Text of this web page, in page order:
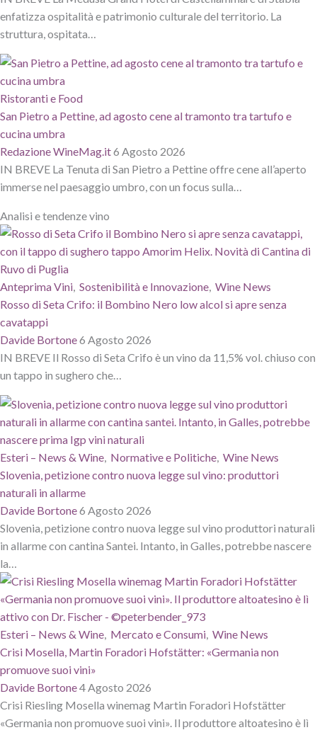
enfatizza ospitalità e patrimonio culturale del territorio. La
struttura, ospitata…
Ristoranti e Food
San Pietro a Pettine, ad agosto cene al tramonto tra tartufo e
cucina umbra
Redazione WineMag.it6 Agosto 2026
IN BREVE La Tenuta di San Pietro a Pettine offre cene all’aperto
immerse nel paesaggio umbro, con un focus sulla…
Analisi e tendenze vino
Anteprima Vini, Sostenibilità e Innovazione, Wine News
Rosso di Seta Crifo: il Bombino Nero low alcol si apre senza
cavatappi
Davide Bortone6 Agosto 2026
IN BREVE Il Rosso di Seta Crifo è un vino da 11,5% vol. chiuso con
un tappo in sughero che…
Esteri – News & Wine, Normative e Politiche, Wine News
Slovenia, petizione contro nuova legge sul vino: produttori
naturali in allarme
Davide Bortone6 Agosto 2026
Slovenia, petizione contro nuova legge sul vino produttori naturali
in allarme con cantina Santei. Intanto, in Galles, potrebbe nascere
la…
Esteri – News & Wine, Mercato e Consumi, Wine News
Crisi Mosella, Martin Foradori Hofstätter: «Germania non
promuove suoi vini»
Davide Bortone4 Agosto 2026
Crisi Riesling Mosella winemag Martin Foradori Hofstätter
«Germania non promuove suoi vini». Il produttore altoatesino è lì